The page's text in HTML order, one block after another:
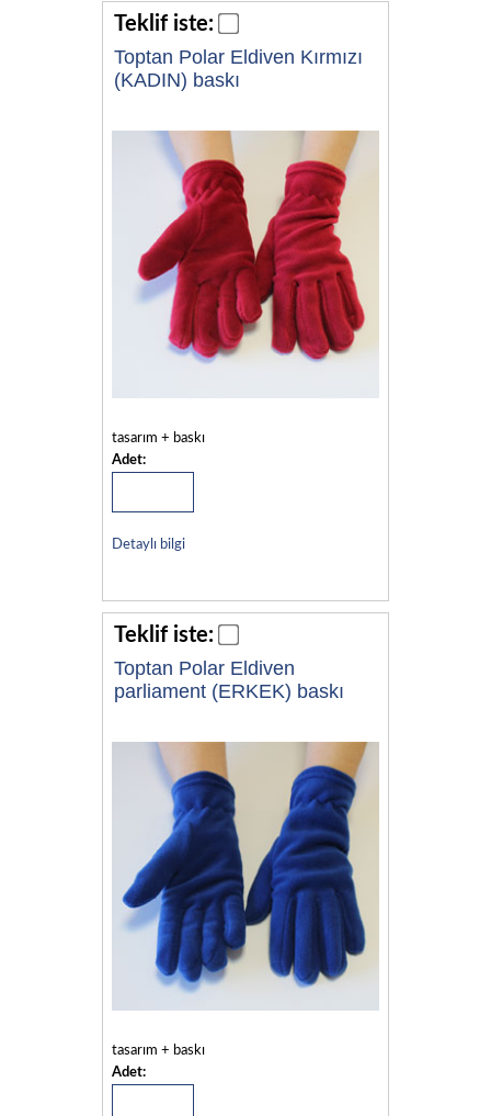
Teklif iste:
Toptan Polar Eldiven Kırmızı
(KADIN) baskı
tasarım + baskı
Adet:
Detaylı bilgi
Teklif iste:
Toptan Polar Eldiven
parliament (ERKEK) baskı
tasarım + baskı
Adet: